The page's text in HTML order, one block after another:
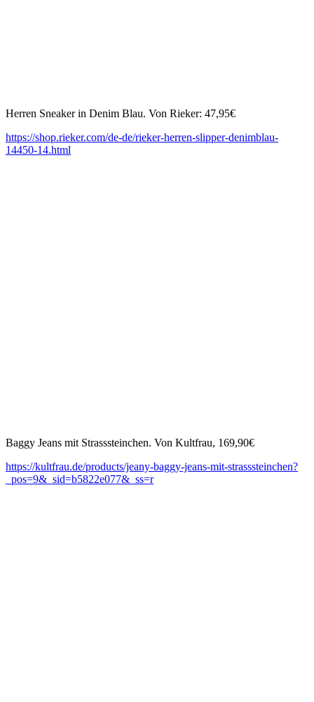
Herren Sneaker in Denim Blau. Von Rieker: 47,95€
https://shop.rieker.com/de-de/rieker-herren-slipper-denimblau-
14450-14.html
Baggy Jeans mit Strasssteinchen. Von Kultfrau, 169,90€
https://kultfrau.de/products/jeany-baggy-jeans-mit-strasssteinchen?
_pos=9&_sid=b5822e077&_ss=r